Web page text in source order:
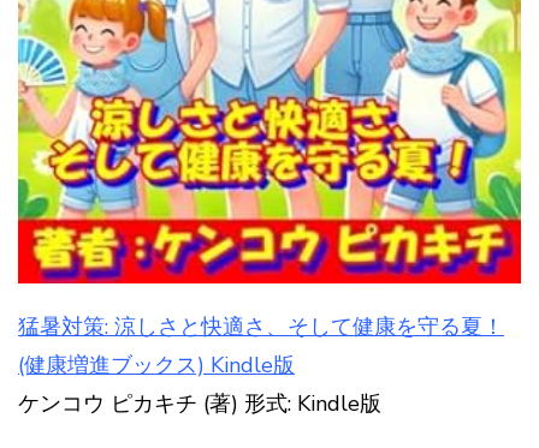
猛暑対策: 涼しさと快適さ、そして健康を守る夏！
(健康増進ブックス) Kindle版
ケンコウ ピカキチ (著) 形式: Kindle版